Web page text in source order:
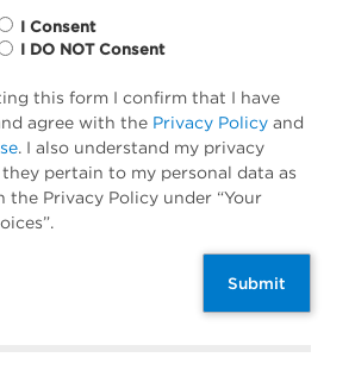
I Consent
I DO NOT Consent
this form I confirm that I have
agree with the Privacy Policy and
. I also understand my privacy
pertain to my personal data as
the Privacy Policy under “Your
Submit